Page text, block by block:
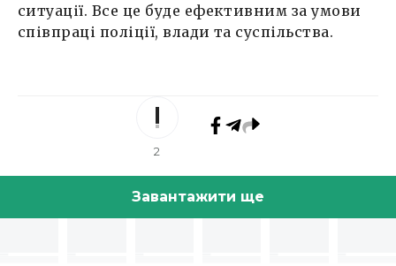
ситуації. Все це буде ефективним за умови
співпраці поліції, влади та суспільства.
2
Завантажити ще